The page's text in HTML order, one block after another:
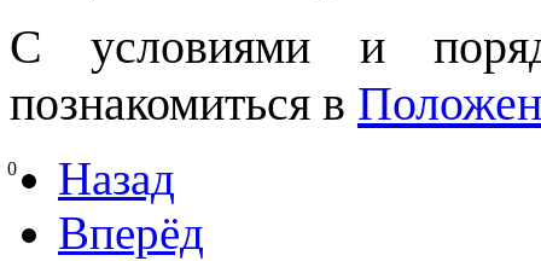
С условиями и
познакомиться в
0
Назад
Вперёд